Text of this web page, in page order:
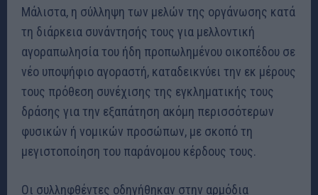
Μάλιστα, η σύλληψη των μελών της οργάνωσης κατά
τη διάρκεια συνάντησής τους για μελλοντική
αγοραπωλησία του ήδη προπωλημένου οικοπέδου σε
νέο υποψήφιο αγοραστή, καταδεικνύει την εκ μέρους
τους πρόθεση συνέχισης της εγκληματικής τους
δράσης για την εξαπάτηση ακόμη περισσότερων
φυσικών ή νομικών προσώπων, με σκοπό τη
μεγιστοποίηση του παράνομου κέρδους τους.
Οι συλληφθέντες οδηγήθηκαν στην αρμόδια